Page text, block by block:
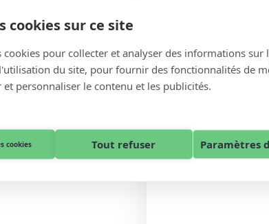
cookies sur ce site
cookies pour collecter et analyser des informations sur
du site, pour fournir des fonctionnalités de
personnaliser le contenu et les publicités.
cookies Tout refuser Paramètres
MESSAGE